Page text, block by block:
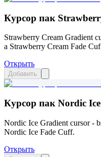
Курсор пак
Strawberry Cream Gradient
a Strawberry Cream Fade
Открыть
Добавить
Курсор пак Nordic
Nordic Ice Gradient cursor -
Nordic Ice Fade Cuff.
Открыть